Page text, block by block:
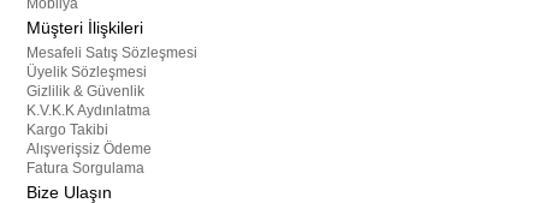
Mobilya
Müşteri İlişkileri
Mesafeli Satış Sözleşmesi
Üyelik Sözleşmesi
Gizlilik & Güvenlik
K.V.K.K Aydınlatma
Kargo Takibi
Alışverişsiz Ödeme
Fatura Sorgulama
Bize Ulaşın